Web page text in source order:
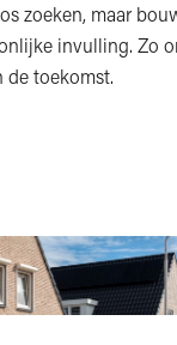
zoeken, maar
invulling. Zo
toekomst.